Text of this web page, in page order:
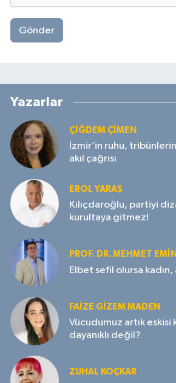
Gönder
Yazarlar
ÇIĞDEM ÇIMEN
İzmir’in ruhu,
akıl çağrısı
EROL YARAŞ
Kılıçdaroğlu, partiyi
kurultaya gitmez!
PROF. DR. MEHMET
Elbet sefil olursa kadın,
FAIZE GIZEM MADEN
Vücudumuz artık eskisi
dayanıklı değil?
ZUHAL KOÇKAR